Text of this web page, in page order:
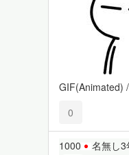
GIF(Animated)
0
1000 名無し3